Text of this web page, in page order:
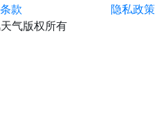
款
隐私政策
气版权所有